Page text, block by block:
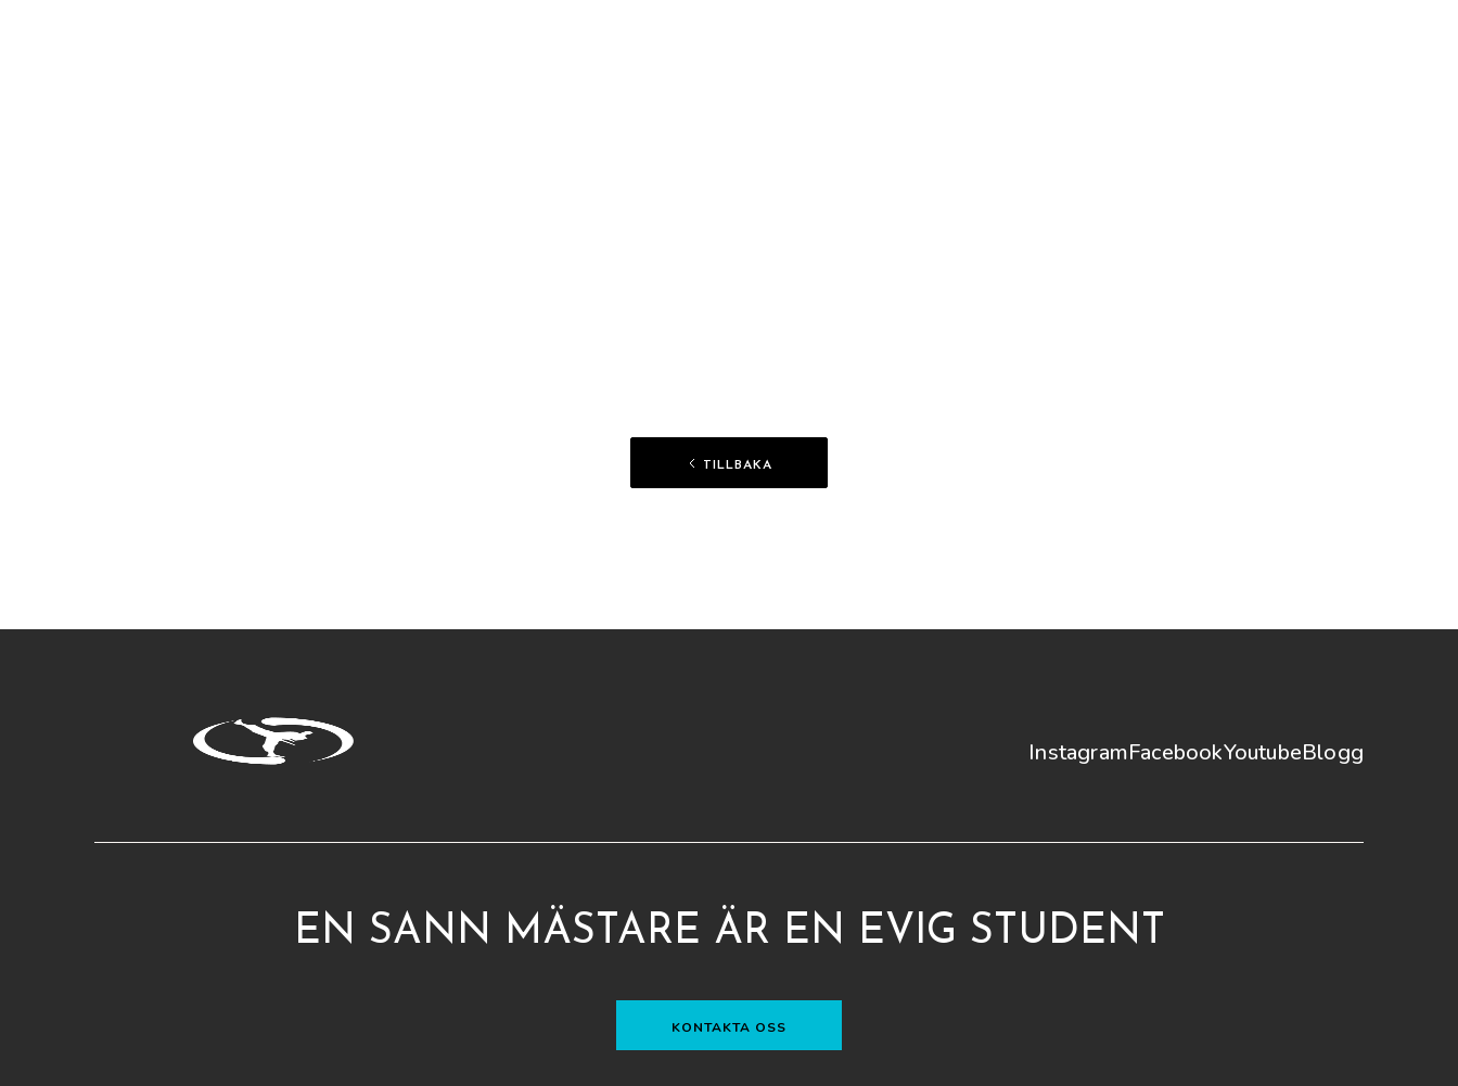
TILLBAKA
InstagramFacebookYoutubeBlogg
EN SANN MÄSTARE ÄR EN EVIG STUDENT
KONTAKTA OSS